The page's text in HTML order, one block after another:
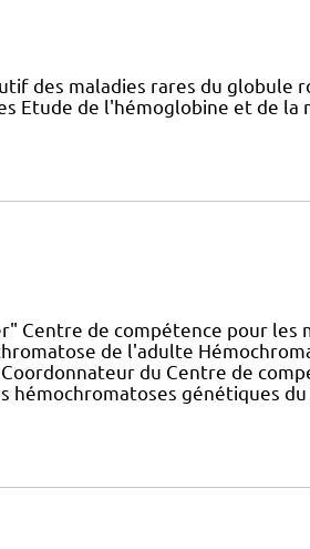
des maladies rares du globule
Etude de l'hémoglobine et de la
Centre de compétence pour les
de l'adulte
du Centre de
hémochromatoses génétiques du